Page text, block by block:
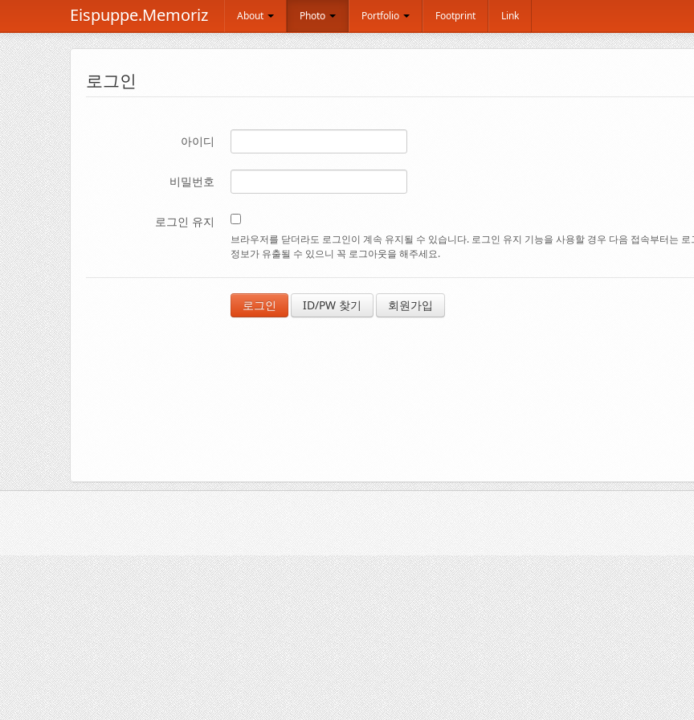
Eispuppe.Memoriz About Photo Portfolio Footprint Link
로그인
아이디
비밀번호
로그인 유지
브라우저를 닫더라도 로그인이 계속 유지될 수 있습니다. 로그인 유지 기능을 사용할 경우 다음 접속부터는
정보가 유출될 수 있으니 꼭 로그아웃을 해주세요.
ID/PW 찾기 회원가입